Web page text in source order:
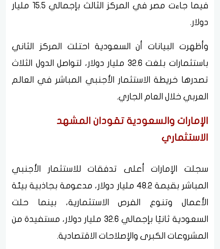
فيما جاءت مصر في المركز الثالث بإجمالي 15.5 مليار
دولار.
وأظهرت البيانات أن السعودية احتلت المركز الثاني
باستثمارات بلغت 32.6 مليار دولار، لتواصل الدول الثلاث
تصدرها خريطة الاستثمار الأجنبي المباشر في العالم
العربي خلال العام الجاري.
الإمارات والسعودية تقودان المشهد
الاستثماري
سجلت الإمارات أعلى تدفقات للاستثمار الأجنبي
المباشر بقيمة 48.2 مليار دولار، مدعومة بجاذبية بيئة
الأعمال وتنوع الفرص الاستثمارية، بينما حلت
السعودية ثانيًا بإجمالي 32.6 مليار دولار، مستفيدة من
المشروعات الكبرى والإصلاحات الاقتصادية.